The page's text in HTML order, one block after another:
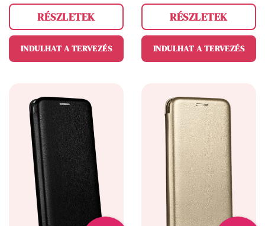
RÉSZLETEK
INDULHAT A TERVEZÉS
RÉSZLETEK
INDULHAT A TERVEZÉS